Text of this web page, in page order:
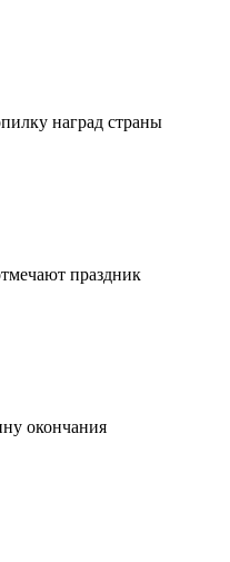
наград страны
праздник
окончания